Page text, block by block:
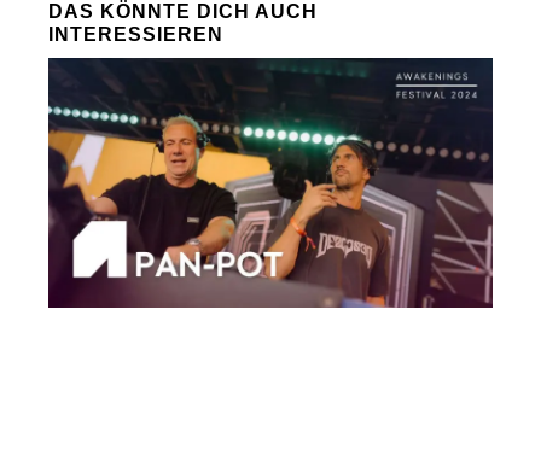
DAS KÖNNTE DICH AUCH
INTERESSIEREN